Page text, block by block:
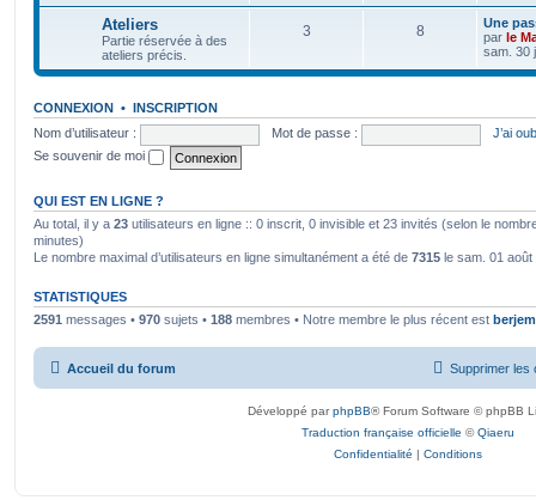
Ateliers
Partie réservée à des
ateliers précis.
3 8
Une
par le
sam. 30
CONNEXION • INSCRIPTION
Nom d’utilisateur :
Mot de passe :
J’ai
Se souvenir de moi
QUI EST EN LIGNE ?
Au total, il y a 23 utilisateurs en ligne :: 0 inscrit, 0 invisible et 23 invités (selon le
minutes)
Le nombre maximal d’utilisateurs en ligne simultanément a été de 7315 le sam. 01 août
STATISTIQUES
2591 messages • 970 sujets • 188 membres • Notre membre le plus récent est
Accueil du forum Supprimer les
Développé parphpBB® Forum Software © phpBB
Traduction française officielle ©Qiaeru
Confidentialité | Conditions